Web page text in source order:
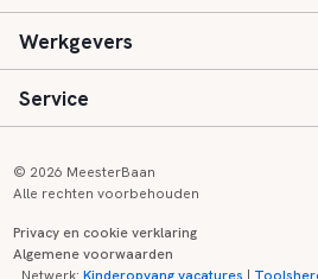
Speciaal (basis) onderwijs
Voortgezet onderwijs
Kinderopvang
Aanmelden
Vacatures
Zij-instroom informatie
Werkgevers
Inloggen
Registreren
Service
Onderwijs links
© 2026 MeesterBaan
Alle rechten voorbehouden
Privacy en cookie verklaring
Algemene voorwaarden
Netwerk:Kinderopvang vacatures |